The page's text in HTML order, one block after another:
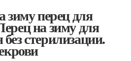
перец для
на зиму для
стерилизации.